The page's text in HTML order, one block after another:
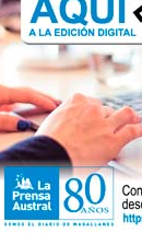
saturación del
demandas
Instrumentación y
y Logística con
Portuarias, que se
regional como en
claros de formación
desafíos productivos
También cabe
con las nuevas
Natales.